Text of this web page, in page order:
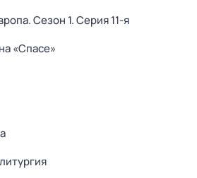
. Сезон 1. Серия 11-я
«Спасе»